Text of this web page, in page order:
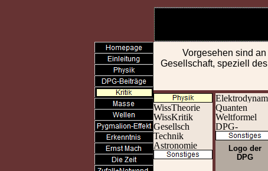
Vorgesehen sind
Gesellschaft, speziell
Logo der
DPG